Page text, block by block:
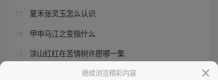
27 夏禾张灵玉怎么认识
28 甲申马江之变指什么
29 涂山红红在苦情树许愿哪一集
继续浏览精彩内容